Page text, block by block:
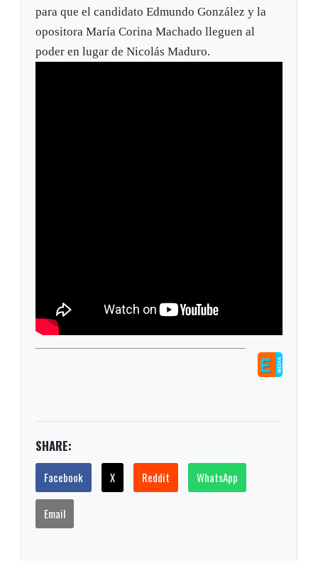
para que el candidato Edmundo González y la
opositora María Corina Machado lleguen al
poder en lugar de Nicolás Maduro.
SHARE:
Facebook X Reddit WhatsApp
Email